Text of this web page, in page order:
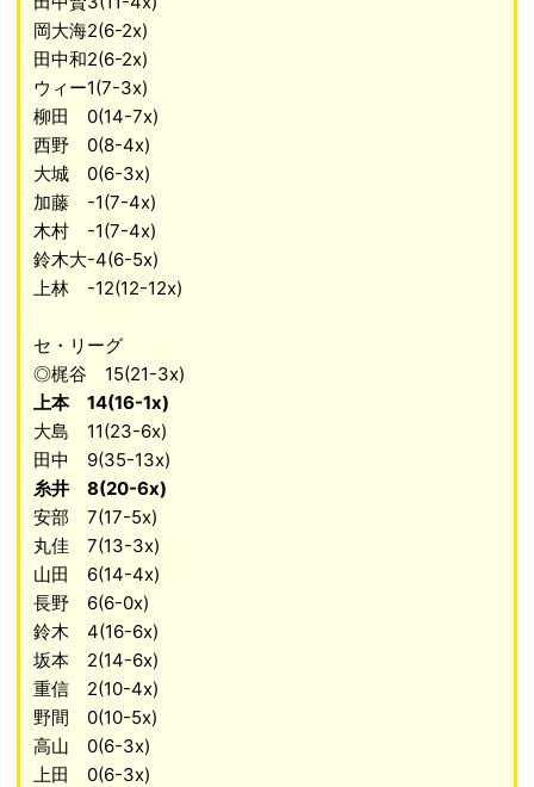
岡大海2(6-2x)
田中和2(6-2x)
ウィー1(7-3x)
柳田 0(14-7x)
西野 0(8-4x)
大城 0(6-3x)
加藤 -1(7-4x)
木村 -1(7-4x)
鈴木大-4(6-5x)
上林 -12(12-12x)
セ・リーグ
◎梶谷 15(21-3x)
上本 14(16-1x)
大島 11(23-6x)
田中 9(35-13x)
糸井 8(20-6x)
安部 7(17-5x)
丸佳 7(13-3x)
山田 6(14-4x)
長野 6(6-0x)
鈴木 4(16-6x)
坂本 2(14-6x)
重信 2(10-4x)
野間 0(10-5x)
高山 0(6-3x)
上田 0(6-3x)